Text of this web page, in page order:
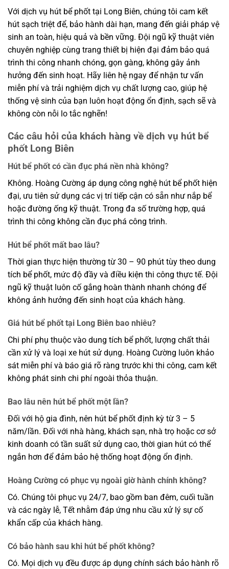
Với dịch vụ hút bể phốt tại Long Biên, chúng tôi cam kết
hút sạch triệt để, bảo hành dài hạn, mang đến giải pháp vệ
sinh an toàn, hiệu quả và bền vững. Đội ngũ kỹ thuật viên
chuyên nghiệp cùng trang thiết bị hiện đại đảm bảo quá
trình thi công nhanh chóng, gọn gàng, không gây ảnh
hưởng đến sinh hoạt. Hãy liên hệ ngay để nhận tư vấn
miễn phí và trải nghiệm dịch vụ chất lượng cao, giúp hệ
thống vệ sinh của bạn luôn hoạt động ổn định, sạch sẽ và
không còn nỗi lo tắc nghẽn!
Các câu hỏi của khách hàng về dịch vụ hút bể
phốt Long Biên
Hút bể phốt có cần đục phá nền nhà không?
Không. Hoàng Cường áp dụng công nghệ hút bể phốt hiện
đại, ưu tiên sử dụng các vị trí tiếp cận có sẵn như nắp bể
hoặc đường ống kỹ thuật. Trong đa số trường hợp, quá
trình thi công không cần đục phá công trình.
Hút bể phốt mất bao lâu?
Thời gian thực hiện thường từ 30 – 90 phút tùy theo dung
tích bể phốt, mức độ đầy và điều kiện thi công thực tế. Đội
ngũ kỹ thuật luôn cố gắng hoàn thành nhanh chóng để
không ảnh hưởng đến sinh hoạt của khách hàng.
Giá hút bể phốt tại Long Biên bao nhiêu?
Chi phí phụ thuộc vào dung tích bể phốt, lượng chất thải
cần xử lý và loại xe hút sử dụng. Hoàng Cường luôn khảo
sát miễn phí và báo giá rõ ràng trước khi thi công, cam kết
không phát sinh chi phí ngoài thỏa thuận.
Bao lâu nên hút bể phốt một lần?
Đối với hộ gia đình, nên hút bể phốt định kỳ từ 3 – 5
năm/lần. Đối với nhà hàng, khách sạn, nhà trọ hoặc cơ sở
kinh doanh có tần suất sử dụng cao, thời gian hút có thể
ngắn hơn để đảm bảo hệ thống hoạt động ổn định.
Hoàng Cường có phục vụ ngoài giờ hành chính không?
Có. Chúng tôi phục vụ 24/7, bao gồm ban đêm, cuối tuần
và các ngày lễ, Tết nhằm đáp ứng nhu cầu xử lý sự cố
khẩn cấp của khách hàng.
Có bảo hành sau khi hút bể phốt không?
Có. Mọi dịch vụ đều được áp dụng chính sách bảo hành rõ